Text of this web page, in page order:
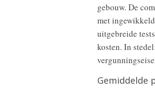
gebouw. De
met
uitgebreide
kosten. In
Gemiddelde